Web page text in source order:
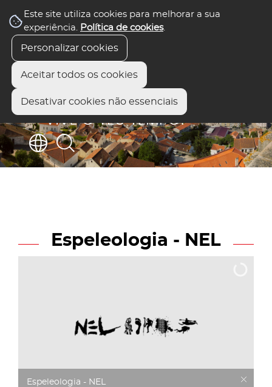
Este site utiliza cookies para melhorar a sua
experiência. Política de cookies.
Personalizar cookies
Aceitar todos os cookies
Desativar cookies não essenciais
Espeleologia - NEL
Espeleologia - NEL